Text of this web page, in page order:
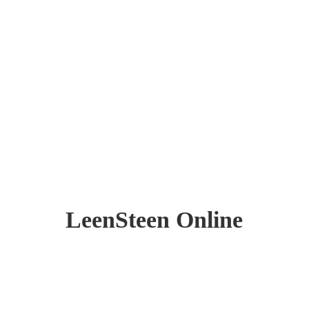
LeenSteen Online